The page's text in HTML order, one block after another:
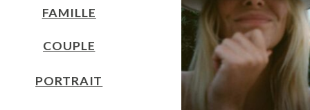
FAMILLE
COUPLE
PORTRAIT